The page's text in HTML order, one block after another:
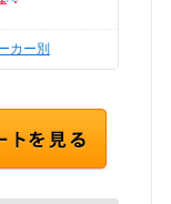
カー別